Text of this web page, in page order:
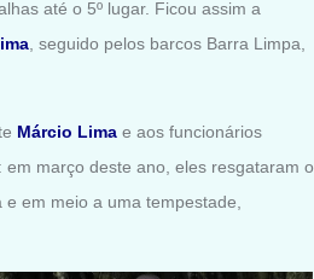
até o 5º lugar. Ficou assim a
, seguido pelos barcos Barra Limpa,
Márcio Limae aos funcionários
março deste ano, eles resgataram o
em meio a uma tempestade,